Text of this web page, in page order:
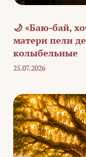
🌙 «Баю-бай,
матери пели
колыбельные
25.07.2026